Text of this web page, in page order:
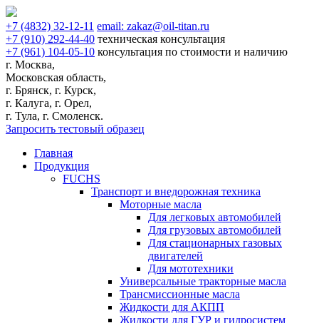
+7 (4832) 32-12-11 email: zakaz@oil-titan.ru
+7 (910) 292-44-40 техническая консультация
+7 (961) 104-05-10 консультация по стоимости и наличию
г. Москва,
Московская область,
г. Брянск, г. Курск,
г. Калуга, г. Орел,
г. Тула, г. Смоленск.
Запросить тестовый образец
Главная
Продукция
FUCHS
Транспорт и внедорожная техника
Моторные масла
Для легковых автомобилей
Для грузовых автомобилей
Для стационарных газовых
двигателей
Для мототехники
Универсальные тракторные масла
Трансмиссионные масла
Жидкости для АКПП
Жидкости для ГУР и гидросистем